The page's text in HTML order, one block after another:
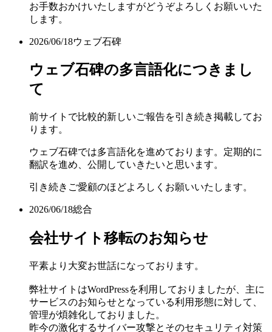
お手数おかけいたしますがどうぞよろしくお願いいた
します。
2026/06/18ウェブ石碑
ウェブ石碑の多言語化につきまし
て
前サイトで比較的新しいご報告を引き続き掲載してお
ります。
ウェブ石碑では多言語化を進めております。定期的に
翻訳を進め、公開していきたいと思います。
引き続きご愛顧のほどよろしくお願いいたします。
2026/06/18総合
会社サイト移転のお知らせ
平素より大変お世話になっております。
弊社サイトはWordPressを利用しておりましたが、主に
サービスのお知らせとなっている利用形態に対して、
管理が煩雑化しておりました。
昨今の激化するサイバー攻撃とそのセキュリティ対策